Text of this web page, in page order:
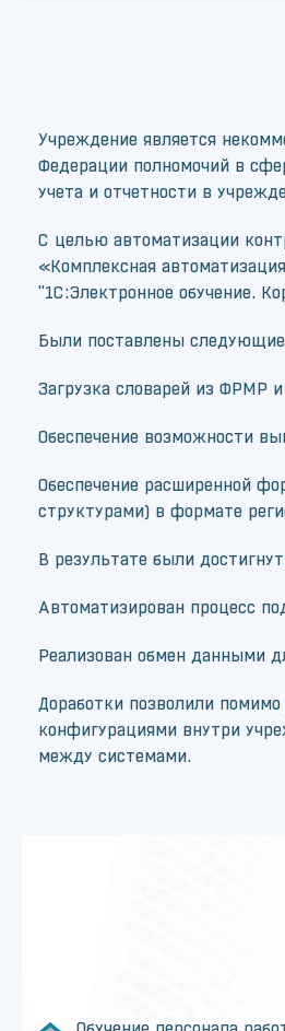
Учреждение является
Федерации полномочий в
учета и отчетности в
С целью автоматизации
«Комплексная
"1С:Электронное обучение.
Были поставлены следующие
Загрузка словарей из ФРМР
Обеспечение возможности
Обеспечение расширенной
структурами) в формате
В результате были
Автоматизирован процесс
Реализован обмен данными
Доработки позволили
конфигурациями внутри
между системами.